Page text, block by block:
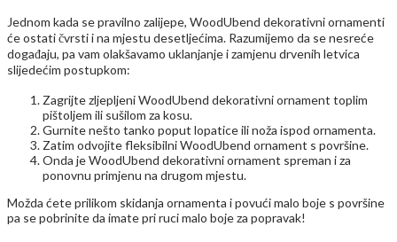
Jednom kada se pravilno zalijepe, WoodUbend dekorativni ornamenti
će ostati čvrsti i na mjestu desetljećima. Razumijemo da se nesreće
događaju, pa vam olakšavamo uklanjanje i zamjenu drvenih letvica
slijedećim postupkom:
Zagrijte zljepljeni WoodUbend dekorativni ornament toplim
pištoljem ili sušilom za kosu.
Gurnite nešto tanko poput lopatice ili noža ispod ornamenta.
Zatim odvojite fleksibilni WoodUbend ornament s površine.
Onda je WoodUbend dekorativni ornament spreman i za
ponovnu primjenu na drugom mjestu.
Možda ćete prilikom skidanja ornamenta i povući malo boje s površine
pa se pobrinite da imate pri ruci malo boje za popravak!